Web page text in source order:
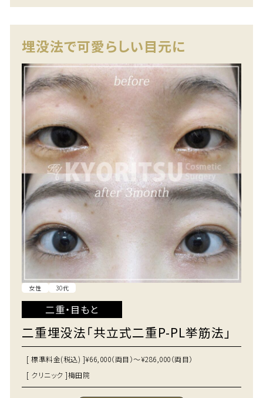
埋没法で可愛らしい目元に
女性 30代
二重・目もと
二重埋没法「共立式二重P-PL挙筋法」
[ 標準料金(税込) ]¥66,000（両目）～¥286,000（両目）
[ クリニック ]梅田院